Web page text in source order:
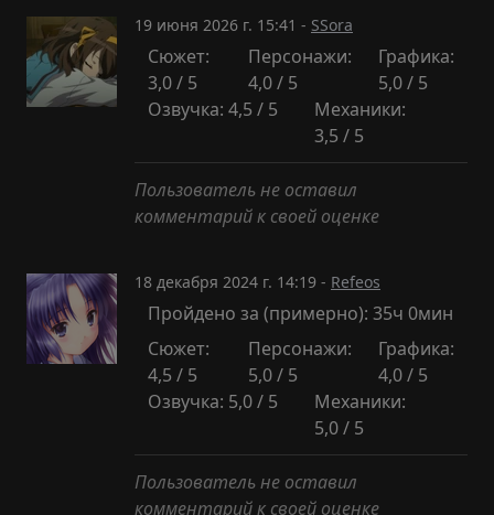
19 июня 2026 г. 15:41 - SSora
Сюжет:
3,0 / 5
Персонажи:
4,0 / 5
Графика:
5,0 / 5
Озвучка: 4,5 / 5
Механики:
3,5 / 5
Пользователь не оставил
комментарий к своей оценке
18 декабря 2024 г. 14:19 - Refeos
Пройдено за (примерно): 35ч 0мин
Сюжет:
4,5 / 5
Персонажи:
5,0 / 5
Графика:
4,0 / 5
Озвучка: 5,0 / 5
Механики:
5,0 / 5
Пользователь не оставил
комментарий к своей оценке